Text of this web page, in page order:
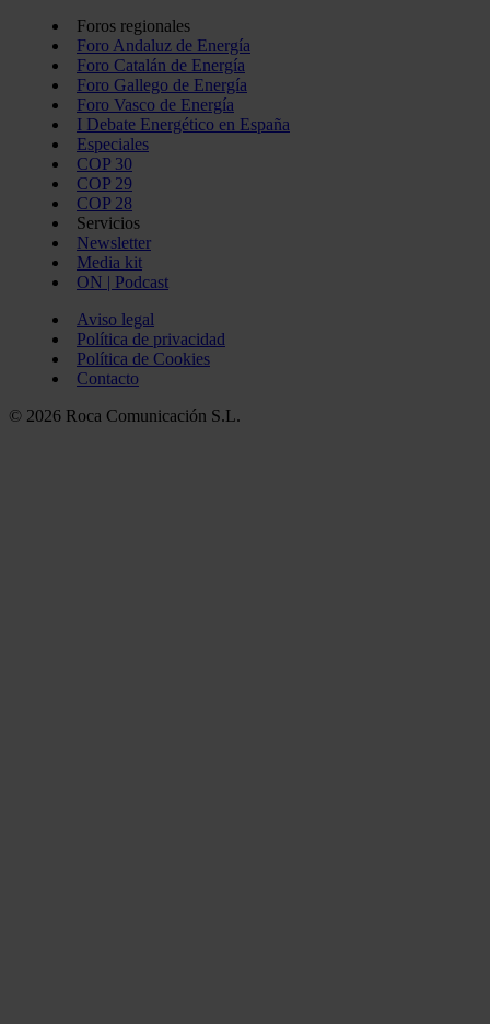
Foros regionales
Foro Andaluz de Energía
Foro Catalán de Energía
Foro Gallego de Energía
Foro Vasco de Energía
I Debate Energético en España
Especiales
COP 30
COP 29
COP 28
Servicios
Newsletter
Media kit
ON | Podcast
Aviso legal
Política de privacidad
Política de Cookies
Contacto
© 2026 Roca Comunicación S.L.